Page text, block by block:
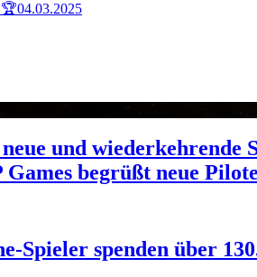
04.03.2025
und
begrüßt neue
Spieler spenden über